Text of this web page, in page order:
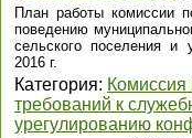
План работы комиссии
поведению
сельского поселения и
2016 г.
Категория:
требований к
урегулированию